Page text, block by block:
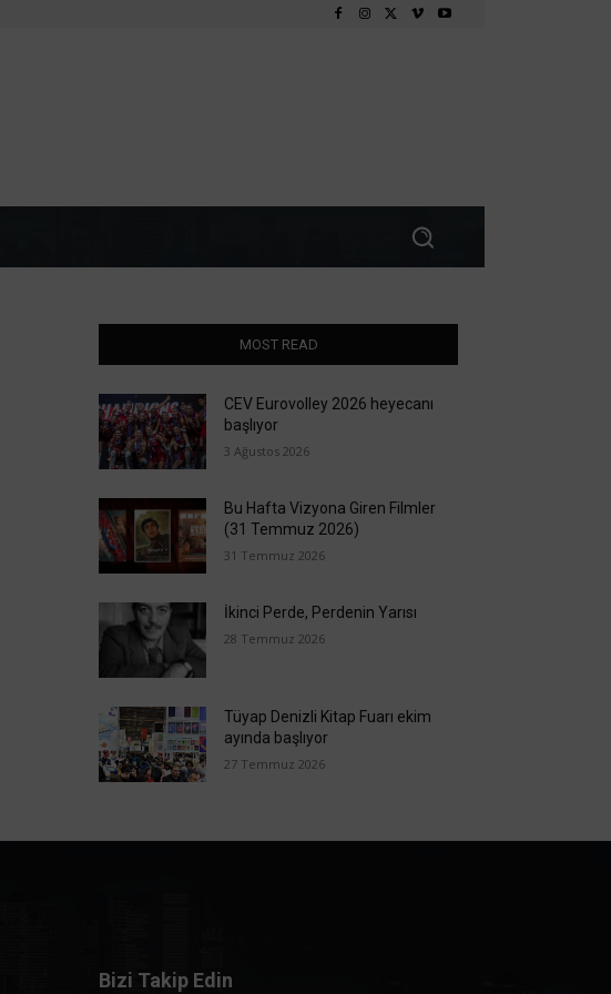
MOST READ
CEV Eurovolley 2026 heyecanı
başlıyor
3 Ağustos 2026
Bu Hafta Vizyona Giren Filmler
(31 Temmuz 2026)
31 Temmuz 2026
İkinci Perde, Perdenin Yarısı
28 Temmuz 2026
Tüyap Denizli Kitap Fuarı ekim
ayında başlıyor
27 Temmuz 2026
Bizi Takip Edin